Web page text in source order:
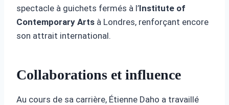
spectacle à guichets fermés à l’Institute of
Contemporary Arts à Londres, renforçant encore
son attrait international.
Collaborations et influence
Au cours de sa carrière, Étienne Daho a travaillé